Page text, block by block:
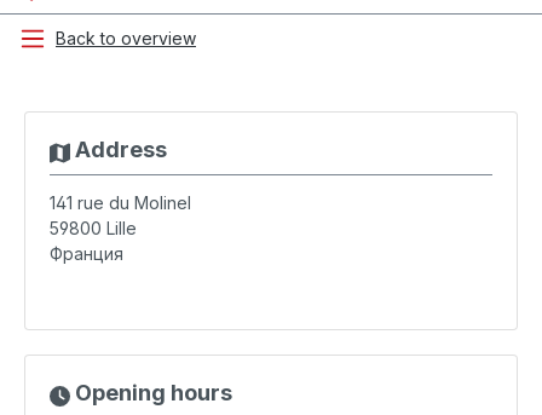
Back to overview
Address
141 rue du Molinel
59800 Lille
Франция
Opening hours